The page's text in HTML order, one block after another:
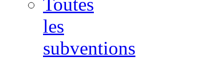
les
subventions